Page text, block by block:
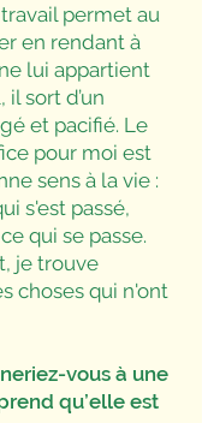
permet au
en rendant à
lui appartient
il sort d’un
et pacifié. Le
pour moi est
sens à la vie :
s'est passé,
qui se passe.
je trouve
choses qui n'ont
vous à une
qu’elle est